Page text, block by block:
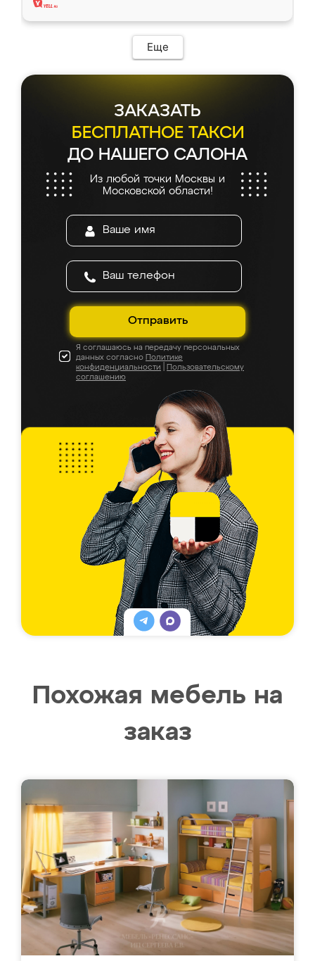
Еще
ЗАКАЗАТЬ
БЕСПЛАТНОЕ ТАКСИ
ДО НАШЕГО САЛОНА
Из любой точки Москвы и
Московской области!
Отправить
Я соглашаюсь на передачу персональных
данных согласно Политике
конфиденциальности
Пользовательскому
соглашению
Похожая мебель на
заказ